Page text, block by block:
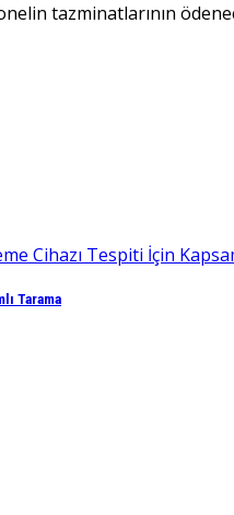
tazminatlarının
Tarama